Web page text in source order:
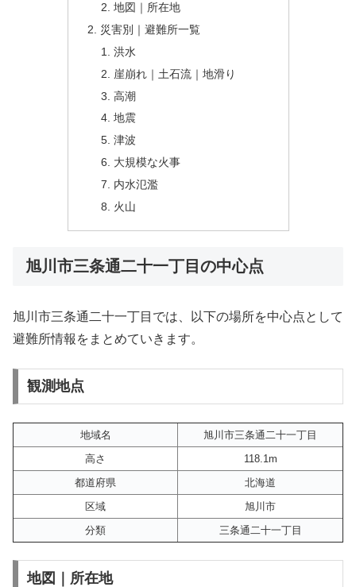
地図｜所在地
災害別｜避難所一覧
洪水
崖崩れ｜土石流｜地滑り
高潮
地震
津波
大規模な火事
内水氾濫
火山
旭川市三条通二十一丁目の中心点
旭川市三条通二十一丁目では、以下の場所を中心点として
避難所情報をまとめていきます。
観測地点
地域名
旭川市三条通二十一丁目
高さ
118.1m
都道府県
北海道
区域
旭川市
分類
三条通二十一丁目
地図｜所在地